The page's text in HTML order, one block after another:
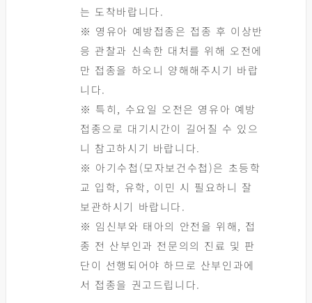
는 도착바랍니다.
※ 영유아 예방접종은 접종 후 이상반
응 관찰과 신속한 대처를 위해 오전에
만 접종을 하오니 양해해주시기 바랍
니다.
※ 특히, 수요일 오전은 영유아 예방
접종으로 대기시간이 길어질 수 있으
니 참고하시기 바랍니다.
※ 아기수첩(모자보건수첩)은 초등학
교 입학, 유학, 이민 시 필요하니 잘
보관하시기 바랍니다.
※ 임신부와 태아의 안전을 위해, 접
종 전 산부인과 전문의의 진료 및 판
단이 선행되어야 하므로 산부인과에
서 접종을 권고드립니다.